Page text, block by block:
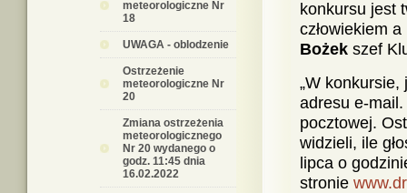
meteorologiczne Nr
18
UWAGA - oblodzenie
Ostrzeżenie
meteorologiczne Nr
20
Zmiana ostrzeżenia
meteorologicznego
Nr 20 wydanego o
godz. 11:45 dnia
16.02.2022
konkursu jest
człowiekiem
Bożek szef
„W konkursie,
adresu e-
pocztowej.
widzieli, ile
lipca o
stronie